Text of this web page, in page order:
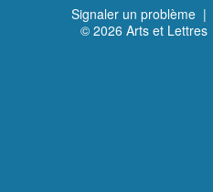
Signaler un problème |
© 2026 Arts et Lettres